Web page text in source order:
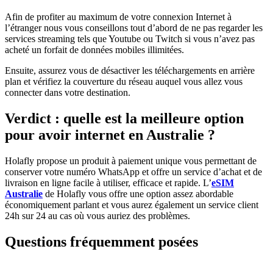
Afin de profiter au maximum de votre connexion Internet à
l’étranger nous vous conseillons tout d’abord de ne pas regarder les
services streaming tels que Youtube ou Twitch si vous n’avez pas
acheté un forfait de données mobiles illimitées.
Ensuite, assurez vous de désactiver les téléchargements en arrière
plan et vérifiez la couverture du réseau auquel vous allez vous
connecter dans votre destination.
Verdict : quelle est la meilleure option
pour avoir internet en Australie ?
Holafly propose un produit à paiement unique vous permettant de
conserver votre numéro WhatsApp et offre un service d’achat et de
livraison en ligne facile à utiliser, efficace et rapide. L’eSIM
Australie de Holafly vous offre une option assez abordable
économiquement parlant et vous aurez également un service client
24h sur 24 au cas où vous auriez des problèmes.
Questions fréquemment posées